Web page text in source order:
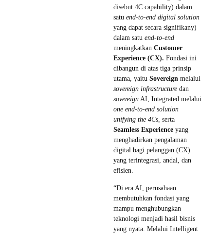
disebut 4C capability) dalam
satu end-to-end digital solution
yang dapat secara signifikany)
dalam satu end-to-end
meningkatkan Customer
Experience (CX). Fondasi ini
dibangun di atas tiga prinsip
utama, yaitu Sovereign melalui
sovereign infrastructure dan
sovereign AI, Integrated melalui
one end-to-end solution
unifying the 4Cs, serta
Seamless Experience yang
menghadirkan pengalaman
digital bagi pelanggan (CX)
yang terintegrasi, andal, dan
efisien.
“Di era AI, perusahaan
membutuhkan fondasi yang
mampu menghubungkan
teknologi menjadi hasil bisnis
yang nyata. Melalui Intelligent